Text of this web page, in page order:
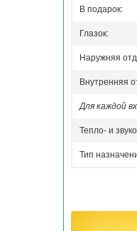
В подарок:
Глазок:
Наружняя
Внутренняя
Для каждой
Тепло- и
Тип